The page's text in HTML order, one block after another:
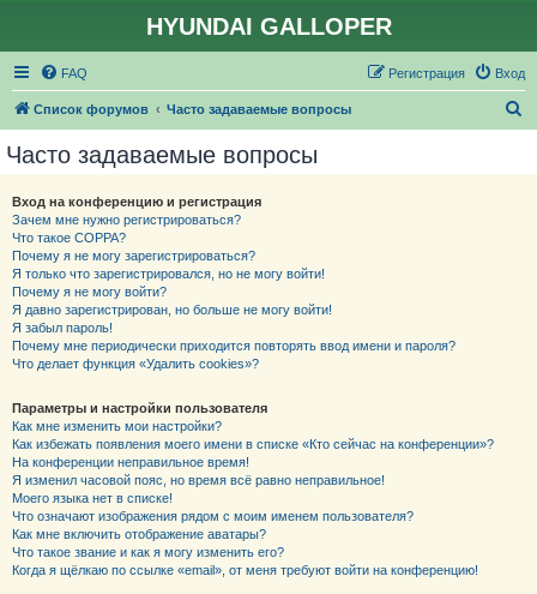
HYUNDAI GALLOPER
FAQ Вход
Регистрация
Список форумов Часто задаваемые вопросы
Часто задаваемые вопросы
Вход на конференцию и регистрация
Зачем мне нужно регистрироваться?
Что такое COPPA?
Почему я не могу зарегистрироваться?
Я только что зарегистрировался, но не могу войти!
Почему я не могу войти?
Я давно зарегистрирован, но больше не могу войти!
Я забыл пароль!
Почему мне периодически приходится повторять ввод имени и пароля?
Что делает функция «Удалить cookies»?
Параметры и настройки пользователя
Как мне изменить мои настройки?
Как избежать появления моего имени в списке «Кто сейчас на конференции»?
На конференции неправильное время!
Я изменил часовой пояс, но время всё равно неправильное!
Моего языка нет в списке!
Что означают изображения рядом с моим именем пользователя?
Как мне включить отображение аватары?
Что такое звание и как я могу изменить его?
Когда я щёлкаю по ссылке «email», от меня требуют войти на конференцию!